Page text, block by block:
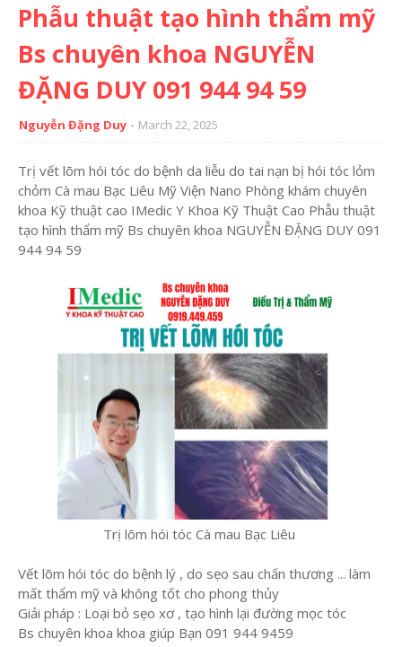
Phẫu thuật tạo hình thẩm mỹ
Bs chuyên khoa NGUYỄN
ĐẶNG DUY 091 944 94 59
Nguyễn Đặng Duy March 22, 2025
Trị vết lõm hói tóc do bệnh da liễu do tai nạn bị hói tóc lỏm
chỏm Cà mau Bạc Liêu Mỹ Viện Nano Phòng khám chuyên
khoa Kỹ thuật cao IMedic Y Khoa Kỹ Thuật Cao Phẫu thuật
tạo hình thẩm mỹ Bs chuyên khoa NGUYỄN ĐẶNG DUY 091
944 94 59
Trị lõm hói tóc Cà mau Bạc Liêu
Vết lõm hói tóc do bệnh lý , do sẹo sau chấn thương ... làm
mất thẩm mỹ và không tốt cho phong thủy
Giải pháp : Loại bỏ sẹo xơ , tạo hình lại đường mọc tóc
Bs chuyên khoa khoa giúp Bạn 091 944 9459